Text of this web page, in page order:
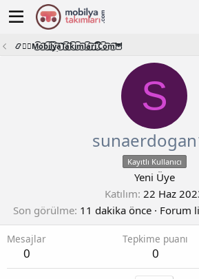
📿🧙‍♂️M͜͡o͜͡b͜͡i͜͡l͜͡y͜͡a͜͡T͜͡a͜͡k͜͡i͜͡m͜͡l͜͡a͜͡r͜͡i͜͡.͜͡C͜͡o͜͡m͜͡🦉
S
Kayıtlı Kullanıcı
Yeni Üye
Katılım 22 Haz
Son görülme 11 dakika önce · Forum
Mesajlar
0
Tepkime puanı
0